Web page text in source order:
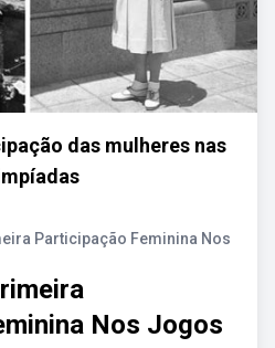
das mulheres nas
Participação Feminina Nos
Nos Jogos